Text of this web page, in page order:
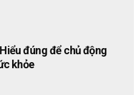
đúng để chủ động
khỏe